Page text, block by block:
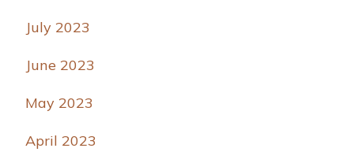
July 2023
June 2023
May 2023
April 2023